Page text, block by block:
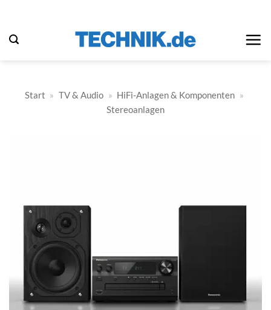
springen
Start » TV & Audio » HiFi-Anlagen & Komponenten »
Stereoanlagen